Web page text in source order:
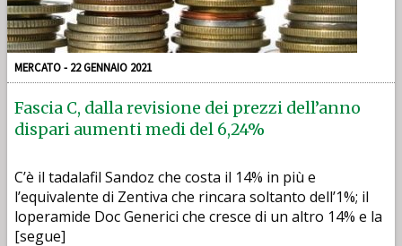
MERCATO - 22 GENNAIO 2021
Fascia C, dalla revisione dei prezzi dell’anno
dispari aumenti medi del 6,24%
C’è il tadalafil Sandoz che costa il 14% in più e
l’equivalente di Zentiva che rincara soltanto dell’1%; il
loperamide Doc Generici che cresce di un altro 14% e la
[segue]